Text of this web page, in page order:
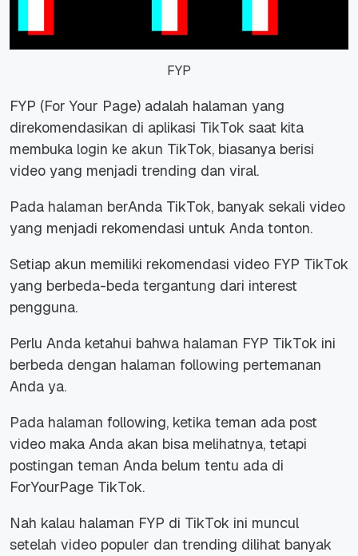
FYP
FYP (For Your Page) adalah halaman yang
direkomendasikan di aplikasi TikTok saat kita
membuka login ke akun TikTok, biasanya berisi
video yang menjadi trending dan viral.
Pada halaman berAnda TikTok, banyak sekali video
yang menjadi rekomendasi untuk Anda tonton.
Setiap akun memiliki rekomendasi video FYP TikTok
yang berbeda-beda tergantung dari interest
pengguna.
Perlu Anda ketahui bahwa halaman FYP TikTok ini
berbeda dengan halaman following pertemanan
Anda ya.
Pada halaman following, ketika teman ada post
video maka Anda akan bisa melihatnya, tetapi
postingan teman Anda belum tentu ada di
ForYourPage TikTok.
Nah kalau halaman FYP di TikTok ini muncul
setelah video populer dan trending dilihat banyak